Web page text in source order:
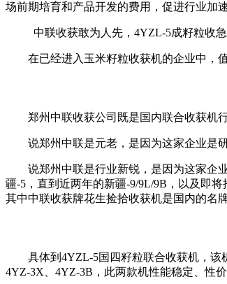
场前期培育和产品开发的费用，促进行业加速
中联收获敢为人先，4YZL-5成籽粒收
在已经进入玉米籽粒收获机的企业中，
郑州中联收获公司既是国内联合收获机
说郑州中联是元老，是因为这家企业是
说郑州中联是行业新锐，是因为这家企
疆-5，直到近两年的新疆-9/9L/9B，以及即
其中中联收获牌花生捡拾收获机是国内的名
具体到4YZL-5国四籽粒联合收获机，该
4YZ-3X、4YZ-3B，此两款机性能稳定、性